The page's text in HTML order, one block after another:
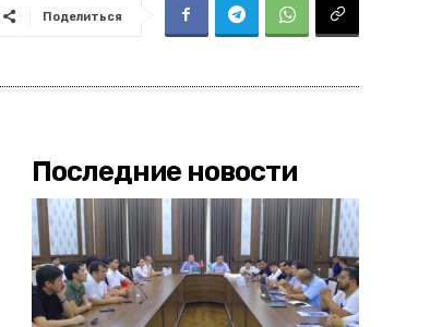
Поделиться
Последние новости